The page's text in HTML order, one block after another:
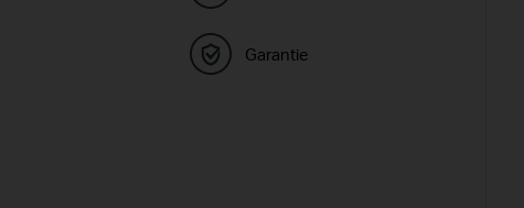
Garantie